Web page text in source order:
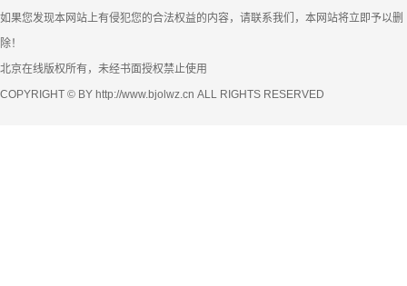
如果您发现本网站上有侵犯您的合法权益的内容，请联系我们，本网站将立即予以删
除！
北京在线版权所有，未经书面授权禁止使用
COPYRIGHT © BY http://www.bjolwz.cn ALL RIGHTS RESERVED